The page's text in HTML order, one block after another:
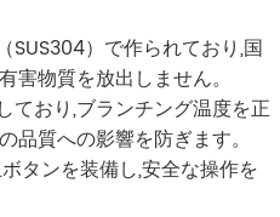
SUS304）で作られており,国
害物質を放出しません。
ており,ブランチング温度を正
品質への影響を防ぎます。
タンを装備し,安全な操作を